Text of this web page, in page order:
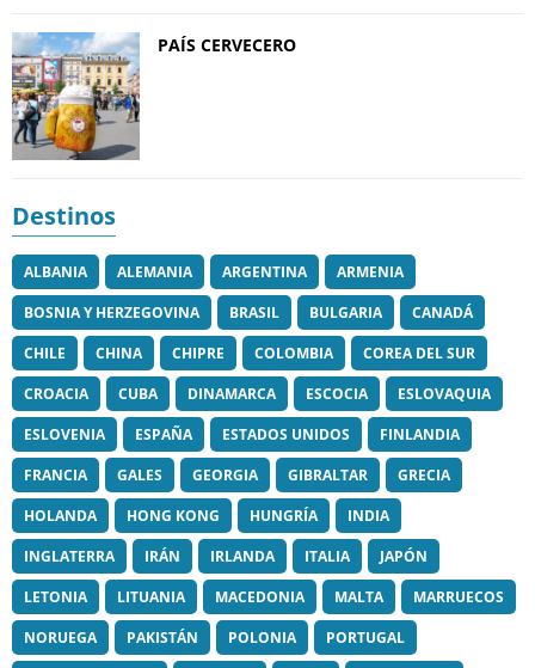
PAÍS CERVECERO
Destinos
ALBANIA ALEMANIA ARGENTINA
ARMENIA
BOSNIA Y HERZEGOVINA
BRASIL BULGARIA
CANADÁ
CHILE
CHINA CHIPRE COLOMBIA
COREA DEL SUR
CROACIA
CUBA DINAMARCA ESCOCIA
ESLOVAQUIA
ESLOVENIA
ESPAÑA ESTADOS UNIDOS
FINLANDIA
FRANCIA
GALES GEORGIA GIBRALTAR
GRECIA
HOLANDA
HONG KONG HUNGRÍA
INDIA
INGLATERRA
IRÁN IRLANDA ITALIA
JAPÓN
LETONIA
LITUANIA MACEDONIA MALTA
MARRUECOS
NORUEGA
PAKISTÁN POLONIA PORTUGAL